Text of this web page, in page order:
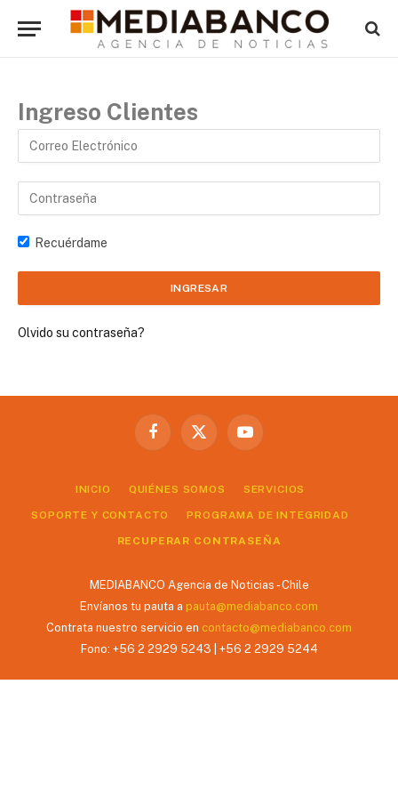
Ingreso Clientes
Recuérdame
Olvido su contraseña?
Facebook
X
YouTube
INICIO QUIÉNES SOMOS SERVICIOS
SOPORTE Y CONTACTO PROGRAMA DE INTEGRIDAD
RECUPERAR CONTRASEÑA
MEDIABANCO Agencia de Noticias - Chile
Envíanos tu pauta a pauta@mediabanco.com
Contrata nuestro servicio en contacto@mediabanco.com
Fono: +56 2 2929 5243 | +56 2 2929 5244